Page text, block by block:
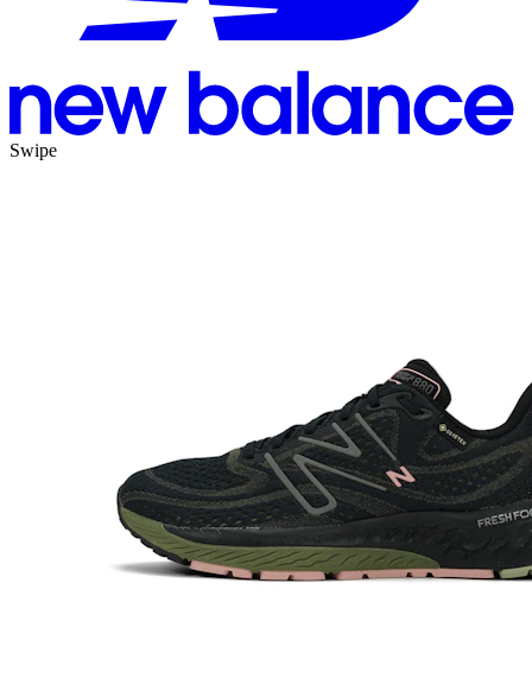
Swipe